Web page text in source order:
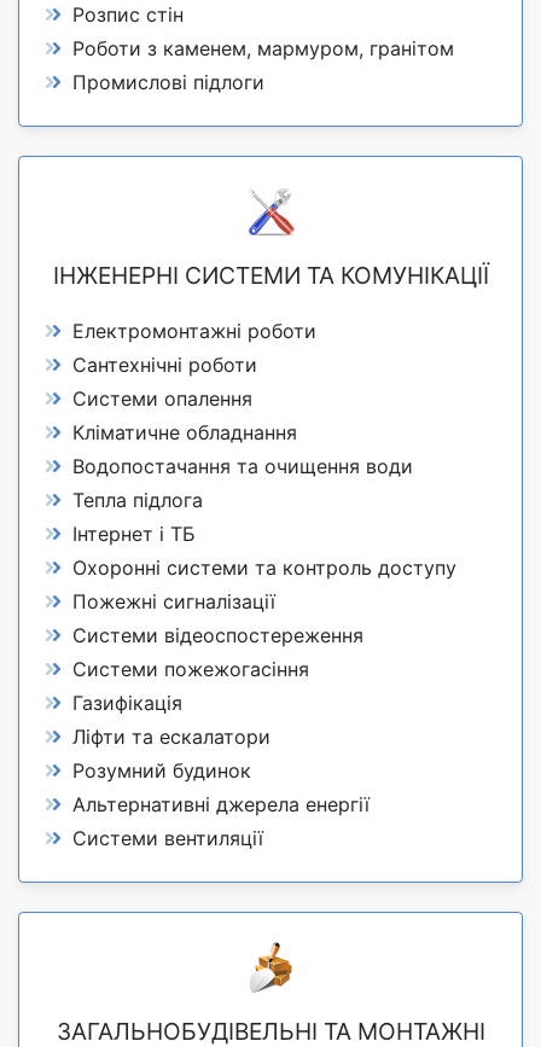
Розпис стін
Роботи з каменем, мармуром, гранітом
Промислові підлоги
ІНЖЕНЕРНІ СИСТЕМИ ТА КОМУНІКАЦІЇ
Електромонтажні роботи
Сантехнічні роботи
Системи опалення
Кліматичне обладнання
Водопостачання та очищення води
Тепла підлога
Інтернет і ТБ
Охоронні системи та контроль доступу
Пожежні сигналізації
Системи відеоспостереження
Системи пожежогасіння
Газифікація
Ліфти та ескалатори
Розумний будинок
Альтернативні джерела енергії
Системи вентиляції
ЗАГАЛЬНОБУДІВЕЛЬНІ ТА МОНТАЖНІ